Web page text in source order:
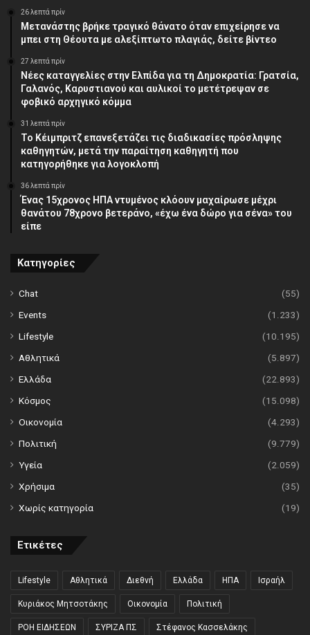
26 λεπτά πρίν
Μετανάστης βρήκε τραγικό θάνατο όταν επιχείρησε να
μπει στη Θέουτα με αλεξίπτωτο πλαγιάς, δείτε βίντεο
27 λεπτά πρίν
Νέες καταγγελίες στην Ελπίδα για τη Δημοκρατία: Γρατσία,
Γαλανός, Καρυστιανού και αυλικοί το μετέτρεψαν σε
φοβικό αρχηγικό κόμμα
31 λεπτά πρίν
Το Κέιμπριτζ επανεξετάζει τις διαδικασίες πρόσληψης
καθηγητών, μετά την παραίτηση καθηγητή που
κατηγορήθηκε για λογοκλοπή
36 λεπτά πρίν
Ένας 15χρονος ΗΠΑ ντυμένος κλόουν μαχαίρωσε μέχρι
θανάτου 78χρονο βετεράνο, «έχω ένα δώρο για σένα» του
είπε
Κατηγορίες
Chat
(55)
Events
(1.233)
Lifestyle
(10.195)
Αθλητικά
(5.897)
Ελλάδα
(22.893)
Κόσμος
(15.098)
Οικονομία
(4.293)
Πολιτική
(9.779)
Υγεία
(2.059)
Χρήσιμα
(35)
Χωρίς κατηγορία
(19)
Ετικέτες
Lifestyle Αθλητικά Διεθνή Ελλάδα ΗΠΑ Ισραήλ
Κυριάκος Μητσοτάκης Οικονομία Πολιτική
ΡΟΗ ΕΙΔΗΣΕΩΝ ΣΥΡΙΖΑ ΠΣ Στέφανος Κασσελάκης